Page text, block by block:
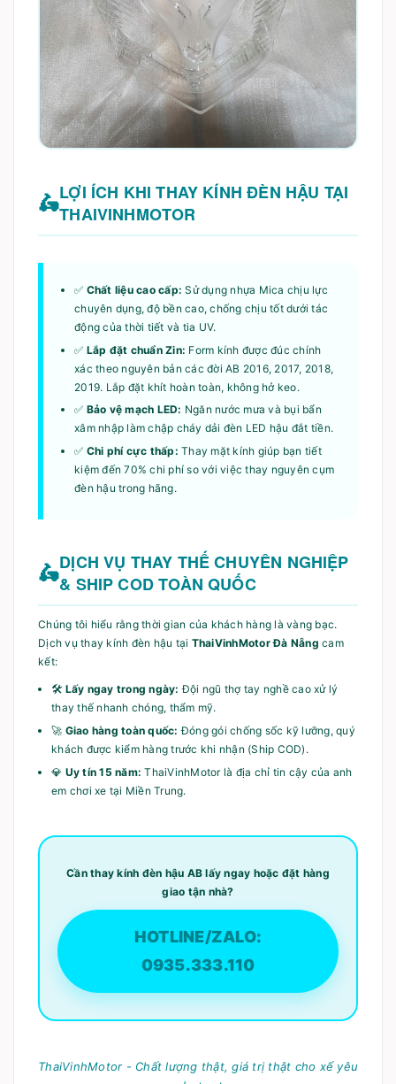
LỢI ÍCH KHI THAY KÍNH ĐÈN HẬU TẠI
THAIVINHMOTOR
✅ Chất liệu cao cấp: Sử dụng nhựa Mica chịu lực
chuyên dụng, độ bền cao, chống chịu tốt dưới tác
động của thời tiết và tia UV.
✅ Lắp đặt chuẩn Zin: Form kính được đúc chính
xác theo nguyên bản các đời AB 2016, 2017, 2018,
2019. Lắp đặt khít hoàn toàn, không hở keo.
✅ Bảo vệ mạch LED: Ngăn nước mưa và bụi bẩn
xâm nhập làm chập cháy dải đèn LED hậu đắt tiền.
✅ Chi phí cực thấp: Thay mặt kính giúp bạn tiết
kiệm đến 70% chi phí so với việc thay nguyên cụm
đèn hậu trong hãng.
DỊCH VỤ THAY THẾ CHUYÊN NGHIỆP
& SHIP COD TOÀN QUỐC
Chúng tôi hiểu rằng thời gian của khách hàng là vàng bạc.
Dịch vụ thay kính đèn hậu tại ThaiVinhMotor Đà Nẵng cam
kết:
🛠️ Lấy ngay trong ngày: Đội ngũ thợ tay nghề cao xử lý
thay thế nhanh chóng, thẩm mỹ.
🚀 Giao hàng toàn quốc: Đóng gói chống sốc kỹ lưỡng, quý
khách được kiểm hàng trước khi nhận (Ship COD).
💎 Uy tín 15 năm: ThaiVinhMotor là địa chỉ tin cậy của anh
em chơi xe tại Miền Trung.
Cần thay kính đèn hậu AB lấy ngay hoặc đặt hàng
giao tận nhà?
HOTLINE/ZALO:
0935.333.110
ThaiVinhMotor - Chất lượng thật, giá trị thật cho xế yêu